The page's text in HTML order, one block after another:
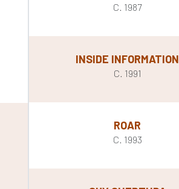
C. 1987
INSIDE INFORMATION
C. 1991
ROAR
C. 1993